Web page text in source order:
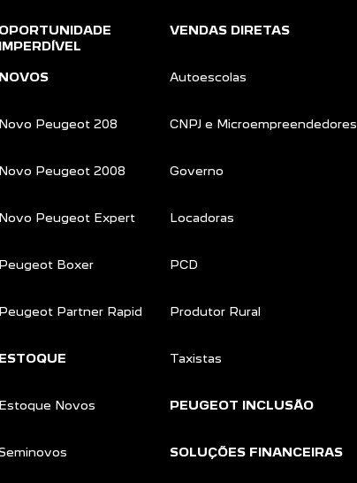
OPORTUNIDADE
IMPERDÍVEL
NOVOS
Novo Peugeot 208
Novo Peugeot 2008
Novo Peugeot Expert
Peugeot Boxer
Peugeot Partner Rapid
ESTOQUE
Estoque Novos
VENDAS DIRETAS
Autoescolas
CNPJ e Microempreendedores
Governo
Locadoras
PCD
Produtor Rural
Taxistas
PEUGEOT INCLUSÃO
SOLUÇÕES FINANCEIRAS